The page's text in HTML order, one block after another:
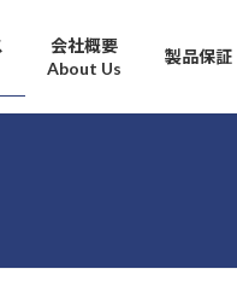
会社概要
About Us
製品保証